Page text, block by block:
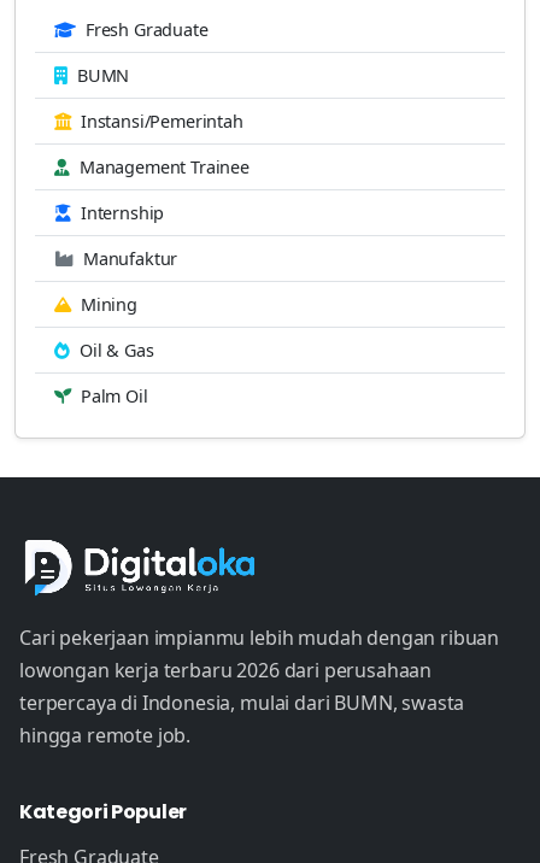
Fresh Graduate
BUMN
Instansi/Pemerintah
Management Trainee
Internship
Manufaktur
Mining
Oil & Gas
Palm Oil
Cari pekerjaan impianmu lebih mudah dengan ribuan
lowongan kerja terbaru 2026 dari perusahaan
terpercaya di Indonesia, mulai dari BUMN, swasta
hingga remote job.
Kategori Populer
Fresh Graduate